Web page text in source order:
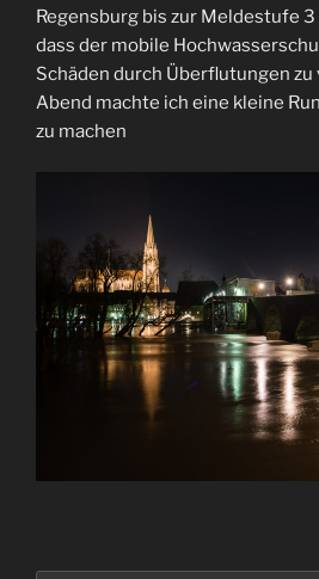
Regensburg bis zur Meldestufe 3
dass der mobile
Schäden durch Überflutungen zu
Abend machte ich eine kleine
zu machen